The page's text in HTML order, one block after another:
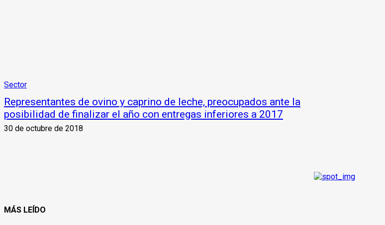
Sector
Representantes de ovino y caprino de leche, preocupados ante la
posibilidad de finalizar el año con entregas inferiores a 2017
30 de octubre de 2018
MÁS LEÍDO